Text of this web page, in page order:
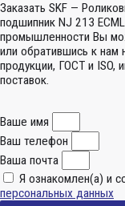
Заказать SKF —
подшипник NJ 213
промышленности Вы
или обратившись к нам
продукции, ГОСТ и ISO,
поставок.
Ваше имя
Ваш телефон
Ваша почта
Я ознакомлен(а) и
персональных данных